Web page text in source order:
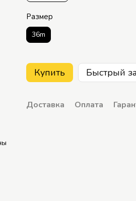
Размер
36m
Купить Быстрый
Доставка Оплата